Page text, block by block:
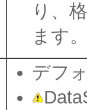
り、
ます
デフ